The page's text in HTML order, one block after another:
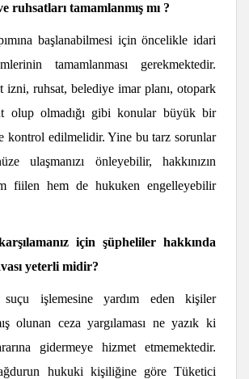
ruhsatları tamamlanmış mı ?
başlanabilmesi için öncelikle idari
tamamlanması gerekmektedir.
izni, ruhsat, belediye imar planı, otopark
olup olmadığı gibi konular büyük bir
kontrol edilmelidir. Yine bu tarz sorunlar
ulaşmanızı önleyebilir, hakkınızın
fiilen hem de hukuken engelleyebilir
şılamanız için şüpheliler hakkında
yeterli midir?
işlemesine yardım eden kişiler
olunan ceza yargılaması ne yazık ki
gidermeye hizmet etmemektedir.
hukuki kişiliğine göre Tüketici